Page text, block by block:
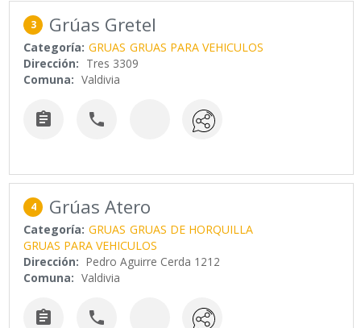
3 Grúas Gretel
Categoría: GRUAS GRUAS PARA VEHICULOS
Dirección: Tres 3309
Comuna: Valdivia
 
4 Grúas Atero
Categoría: GRUAS GRUAS DE HORQUILLA
GRUAS PARA VEHICULOS
Dirección: Pedro Aguirre Cerda 1212
Comuna: Valdivia
 